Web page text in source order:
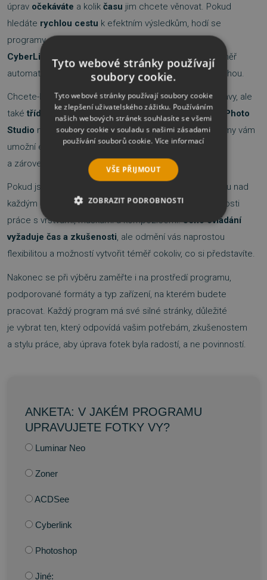
úprav očekáváte a kolik času jim chcete věnovat. Pokud
hledáte rychlou cestu k efektním výsledkům, hodí se
programy s
nebo
CyberLink PhotoDirector
- zvládnou většinu úprav téměř
automaticky a poradí si i s barevnými korekcemi a oblohou.
Chcete-li mít vše pod jednou střechou, tedy nejen úpravy, ale
také třídění, organizaci a archivacifotografií -Zoner Photo
Studio neboACDSeejsou jasnou volbou. Tyto programy vám
umožní efektivně spravovat i rozsáhlérodinné galerie
a zároveň mít pokročilé editační nástroje po ruce.
Pokud jste
nebo chcete maximální kontrolu nad
každým detailem, Photoshop nabízí neomezené možnosti
práce s vrstvami, maskami a kompozicemi.Jeho ovládání
vyžaduje čas a zkušenosti, ale odmění vás naprostou
flexibilitou a možností vytvořit téměř cokoliv, co si představíte.
Nakonec se při výběru zaměřte i na prostředí programu,
podporované formáty a typ zařízení, na kterém budete
pracovat. Každý program má své silné stránky, důležité
je vybrat ten, který odpovídá vašim potřebám, zkušenostem
a stylu práce, aby úprava fotek byla radostí, a ne povinností.
ANKETA: V JAKÉM PROGRAMU
UPRAVUJETE FOTKY VY?
Luminar Neo
Zoner
ACDSee
Cyberlink
Photoshop
Jiné:
Tyto webové stránky používají
soubory cookie.
Tyto webové stránky používají soubory cookie
ke zlepšení uživatelského zážitku. Používáním
našich webových stránek souhlasíte se všemi
soubory cookie v souladu s našimi zásadami
používání souborů cookie. Více informací
VŠE PŘIJMOUT
ZOBRAZIT PODROBNOSTI
NEZBYTNĚ NUTNÉ SOUBORY
VÝKONOVÉ SOUBORY
SOUBORY CÍLENÍ
FUNKČNÍ SOUBORY
NEZAŘAZENÉ SOUBORY
Výkonové soubory
Soubory cílení
Funkční soubory
Nezařazené soubory
Nezbytně nutné soubory cookie umožňují